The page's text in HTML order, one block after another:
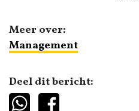
Meer over:
Management
Deel dit bericht: